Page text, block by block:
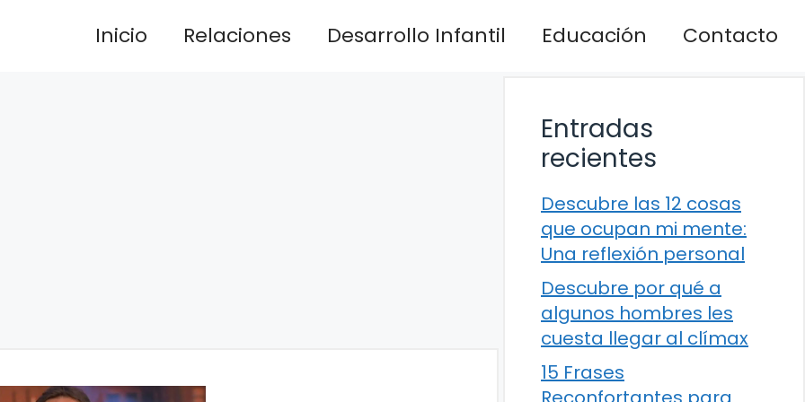
Inicio Relaciones Desarrollo Infantil Educación Contacto
Entradas
recientes
Descubre las 12 cosas
que ocupan mi mente:
Una reflexión personal
Descubre por qué a
algunos hombres les
cuesta llegar al clímax
15 Frases